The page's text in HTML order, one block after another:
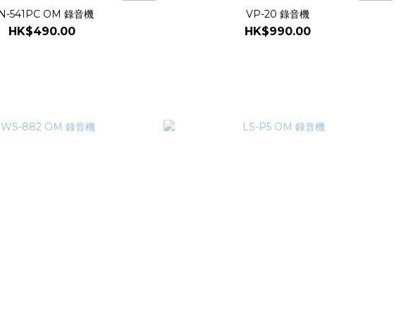
541PC OM 錄音機
HK$490.00
VP-20 錄音機
HK$990.00